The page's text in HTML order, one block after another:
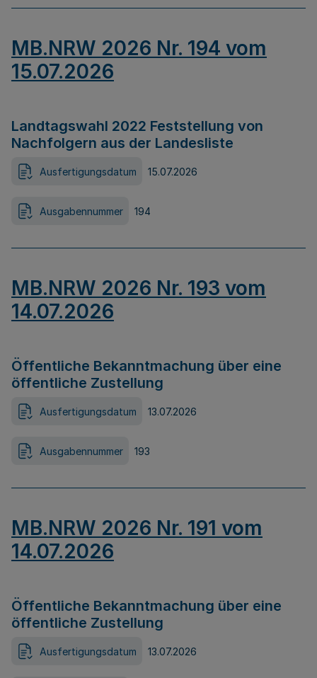
MB.NRW 2026 Nr. 194 vom
15.07.2026
Landtagswahl 2022 Feststellung von
Nachfolgern aus der Landesliste
Ausfertigungsdatum 15.07.2026
Ausgabennummer 194
MB.NRW 2026 Nr. 193 vom
14.07.2026
Öffentliche Bekanntmachung über eine
öffentliche Zustellung
Ausfertigungsdatum 13.07.2026
Ausgabennummer 193
MB.NRW 2026 Nr. 191 vom
14.07.2026
Öffentliche Bekanntmachung über eine
öffentliche Zustellung
Ausfertigungsdatum 13.07.2026